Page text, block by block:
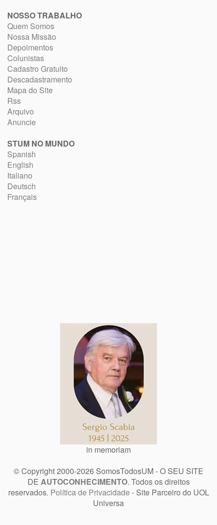
NOSSO TRABALHO
Quem Somos
Nossa Missão
Depoimentos
Colunistas
Cadastro Gratuito
Descadastramento
Mapa do Site
Rss
Arquivo
Anuncie
STUM NO MUNDO
Spanish
English
Italiano
Deutsch
Français
in memoriam
© Copyright 2000-2026 SomosTodosUM - O SEU SITE
DE AUTOCONHECIMENTO. Todos os direitos
reservados. Política de Privacidade - Site Parceiro do UOL
Universa